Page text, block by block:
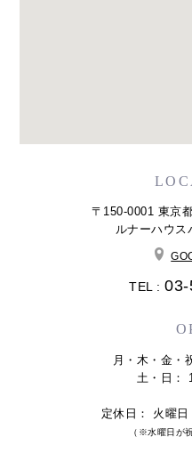
〒150-0001 東京
ルナーハウス
TEL :
月・木・金・
土・日：
定休日： 火曜
（※水曜日が